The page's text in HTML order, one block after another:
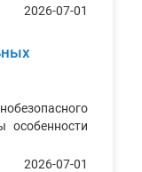
2026-07-01
особенности
2026-07-01